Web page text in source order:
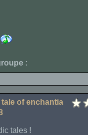
:
tale of enchantia
tales !